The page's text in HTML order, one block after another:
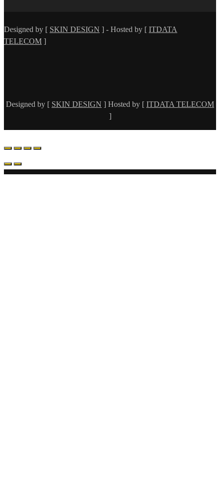
Designed by [ SKIN DESIGN ] - Hosted by [ ITDATA
TELECOM ]
Designed by [ SKIN DESIGN ] Hosted by [ ITDATA TELECOM
]